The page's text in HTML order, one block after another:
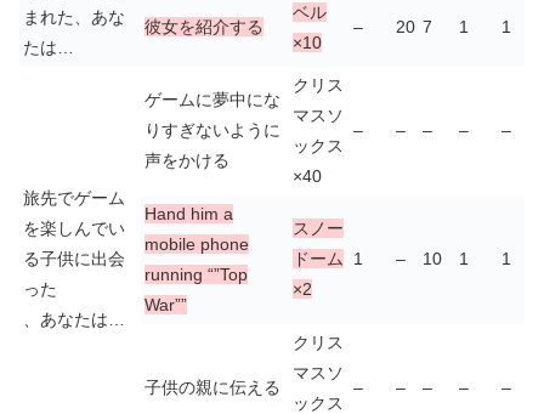
まれた、あな
たは…
彼女を紹介する
ベル
×10
– 20 7 1 1
旅先でゲーム
を楽しんでい
る子供に出会
った
、あなたは…
ゲームに夢中にな
りすぎないように
声をかける
クリス
マスソ
ックス
×40
– – – – –
Hand him a
mobile phone
running “”Top
War””
スノー
ドーム
×2
1 – 10 1 1
子供の親に伝える
クリス
マスソ
ックス
– – – – –